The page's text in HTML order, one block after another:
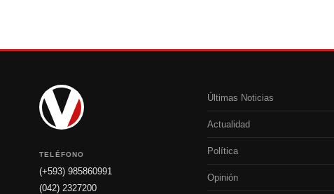
TELÉFONO
(+593) 985860991
(042) 2327200
Últimas Noticias
Actualidad
Política
Opinión